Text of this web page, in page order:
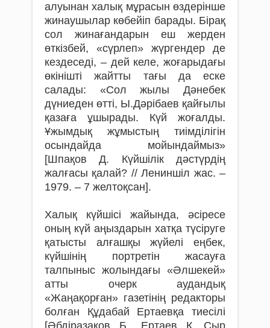
алуынан халық мұрасын өздерінше
жинаушылар көбейіп барады. Бірақ
сол жинағандарын еш жерден
өткізбей, «сүрлеп» жүргендер де
кездеседі, – дей келе, жоғарыдағы
өкінішті жайтты тағы да еске
салады: «Сол жылы Дәнебек
дүниеден өтті, Ы.Дәрібаев қайғылы
қазаға ұшырады. Күй жоғалды.
Ұжымдық жұмыстың тиімділігін
осындайда мойындаймыз»
[Шпақов Д. Күйшілік дәстүрдің
жалғасы қалай? // Лениншіл жас. –
1979. – 7 желтоқсан].
Халық күйшісі жайында, әсіресе
оның күй аңыздарын хатқа түсіруге
қатысты алғашқы жүйелі еңбек,
күйшінің портретін жасауға
талпыныс жолындағы «Әлшекей»
атты очерк аудандық
«Жаңақорған» газетінің редакторы
болған Құдабай Ертаевқа тиесілі